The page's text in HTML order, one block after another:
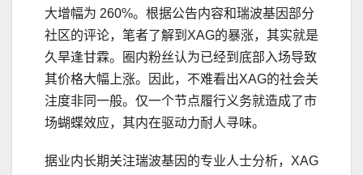
大增幅为 260%。根据公告内容和瑞波基因部分
社区的评论，笔者了解到XAG的暴涨，其实就是
久旱逢甘霖。圈内粉丝认为已经到底部入场导致
其价格大幅上涨。因此，不难看出XAG的社会关
注度非同一般。仅一个节点履行义务就造成了市
场蝴蝶效应，其内在驱动力耐人寻味。
据业内长期关注瑞波基因的专业人士分析，XAG